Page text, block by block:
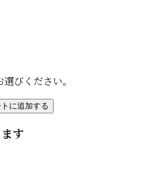
びください。
に追加する
す